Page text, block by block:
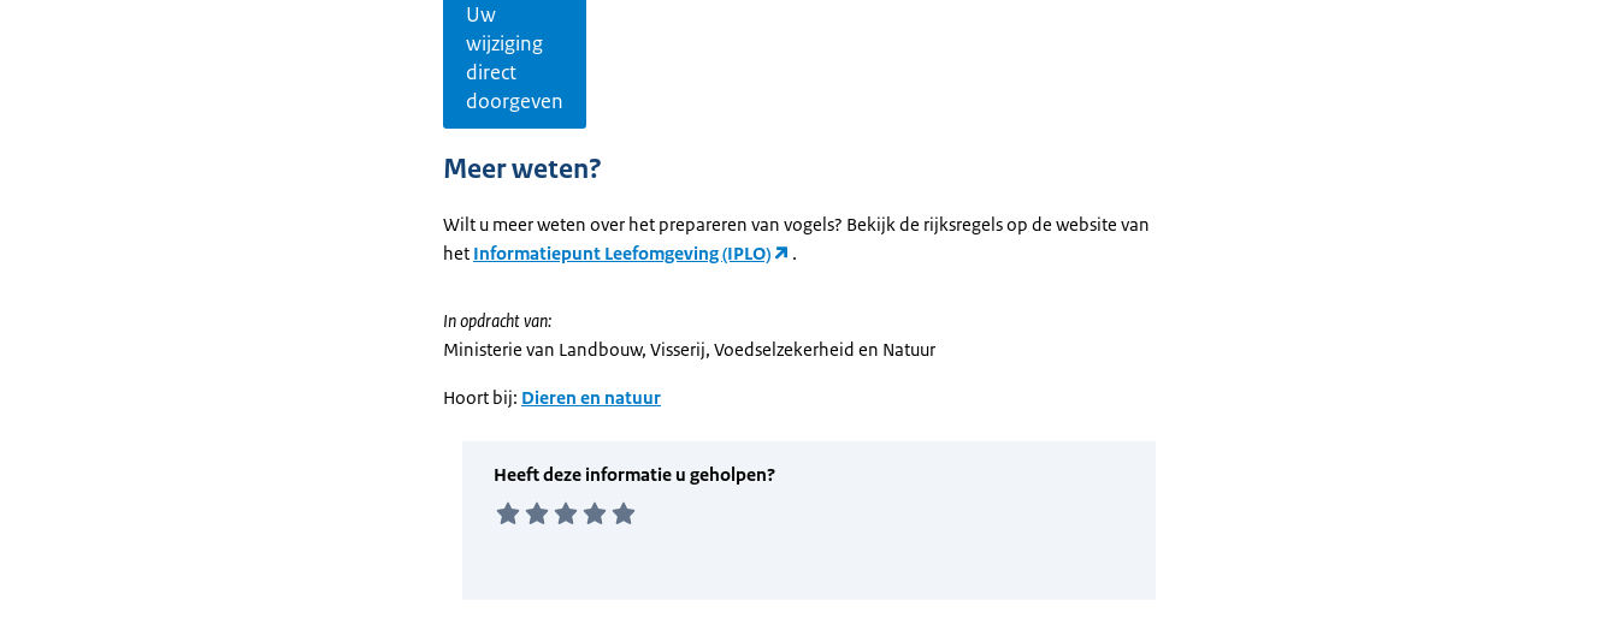
Uw
wijziging
direct
doorgeven
Meer weten?
Wilt u meer weten over het prepareren van vogels? Bekijk de rijksregels op de website van
het Informatiepunt Leefomgeving (IPLO) .
In opdracht van:
Ministerie van Landbouw, Visserij, Voedselzekerheid en Natuur
Hoort bij: Dieren en natuur